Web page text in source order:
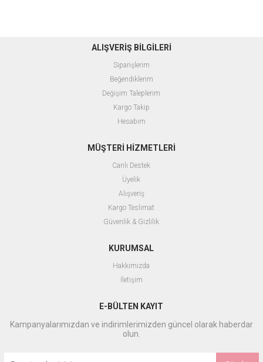
ALIŞVERİŞ BİLGİLERİ
Siparişlerim
Beğendiklerim
Değişim Taleplerim
Kargo Takip
Hesabım
MÜŞTERİ HİZMETLERİ
Canlı Destek
Üyelik
Alışveriş
Kargo Teslimat
Güvenlik & Gizlilik
KURUMSAL
Hakkımızda
İletişim
E-BÜLTEN KAYIT
Kampanyalarımızdan ve indirimlerimizden güncel olarak haberdar
olun.